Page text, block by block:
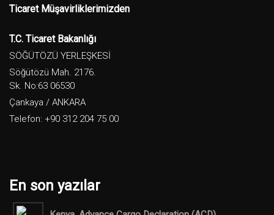
Ticaret Müşavirliklerimizden
T.C. Ticaret Bakanlığı
SÖĞÜTÖZÜ YERLEŞKESİ
Söğütözü Mah. 2176.
Sk. No:63 06530
Çankaya / ANKARA
Telefon: +90 312 204 75 00
En son yazılar